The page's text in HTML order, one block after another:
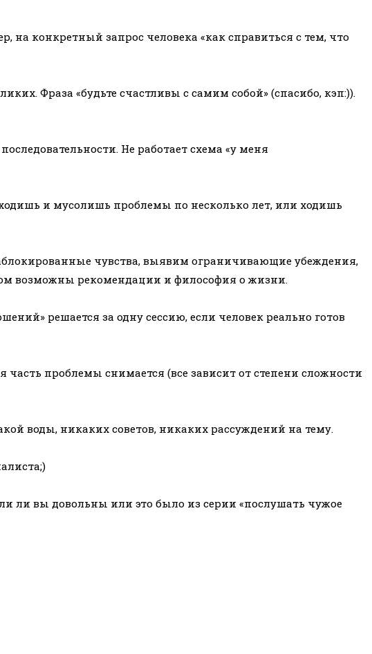
на конкретный запрос человека «как справиться с тем, что
Фраза «будьте счастливы с самим собой» (спасибо, кэп:)).
Не работает схема «у меня
и мусолишь проблемы по несколько лет, или ходишь
чувства, выявим ограничивающие убеждения,
возможны рекомендации и философия о жизни.
решается за одну сессию, если человек реально готов
проблемы снимается (все зависит от степени сложности
воды, никаких советов, никаких рассуждений на тему.
ли вы довольны или это было из серии «послушать чужое